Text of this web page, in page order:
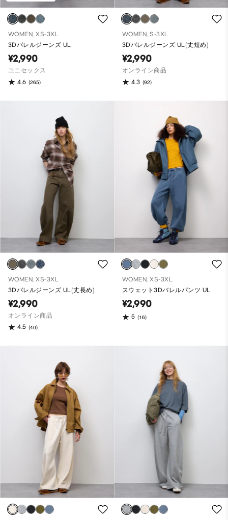
WOMEN, XS-3XL
3Dバレルジーンズ UL
¥2,990
ユニセックス
4.6 (265)
WOMEN, S-3XL
3Dバレルジーンズ UL(丈短め)
¥2,990
オンライン商品
4.3 (92)
WOMEN, XS-3XL
3Dバレルジーンズ UL(丈長め)
¥2,990
オンライン商品
4.5 (40)
WOMEN, XS-3XL
スウェット3Dバレルパンツ UL
¥2,990
5 (16)